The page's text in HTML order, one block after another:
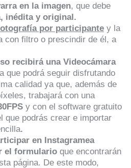
en la imagen, que debe
inédita y original.
por participante y la
con filtro o prescindir de él, a
recibirá una Videocámara
que podrá seguir disfrutando
calidad ya que, además de
trabajará con una
y con el software gratuito
que podrás crear e importar
.
en Instagramea
el formulario que encontrarán
página. De este modo,